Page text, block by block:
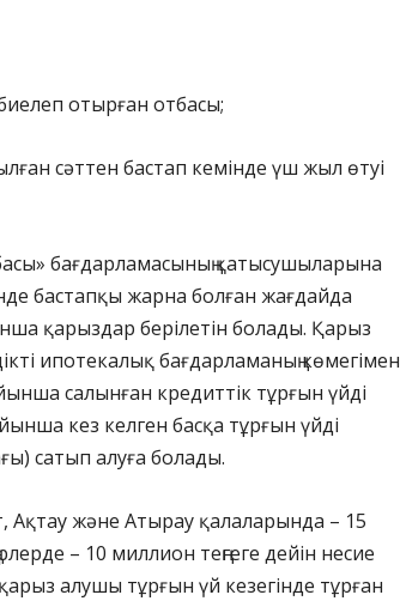
отырған отбасы;
сәттен бастап кемінде үш жыл өтуі
бағдарламасының қатысушыларына
бастапқы жарна болған жағдайда
қарыздар берілетін болады. Қарыз
ипотекалық бағдарламаның көмегімен
салынған кредиттік тұрғын үйді
кез келген басқа тұрғын үйді
сатып алуға болады.
және Атырау қалаларында – 15
– 10 миллион теңгеге дейін несие
алушы тұрғын үй кезегінде тұрған